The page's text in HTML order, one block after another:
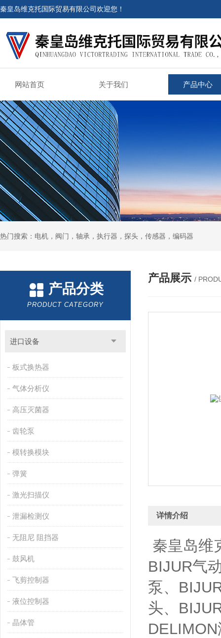
秦皇岛维克托国际贸易有限公司欢迎您！
网站首页 关于我们 产品中心
热门搜索：电机，阀门，轴承，执行器，探头，传感器，编码器
产品分类
PRODUCT CATEGORY
进口设备
板式换热器
气体分析仪
高压灭菌器
齿轮泵
模转换模块
弹簧
激光扫描仪
泄漏检测仪
无阻尼 阻挡器
鼓风机
飞剪控制器
液位控制器
晶体管
产品展示 /
详情介绍
秦皇岛维
BIJUR气
泵、
头、